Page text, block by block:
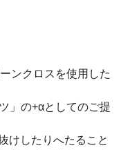
ンクロスを使用した
」の+αとしてのご提
けしたりへたること